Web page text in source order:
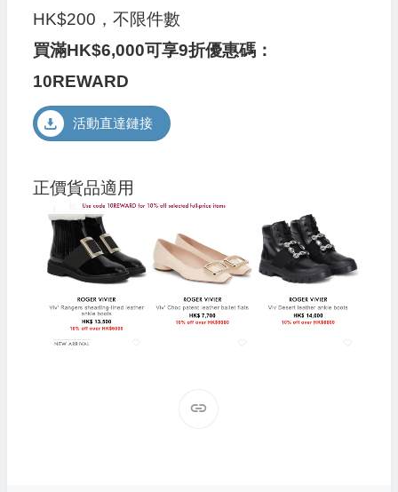
HK$200，不限件數
買滿HK$6,000可享9折優惠碼：
10REWARD
活動直達鏈接
正價貨品適用